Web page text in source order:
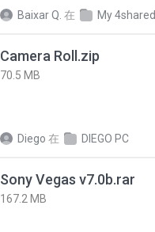
Baixar Q. 在 My 4shared
Camera Roll.zip
70.5 MB
Diego 在 DIEGO PC
Sony Vegas v7.0b.rar
167.2 MB